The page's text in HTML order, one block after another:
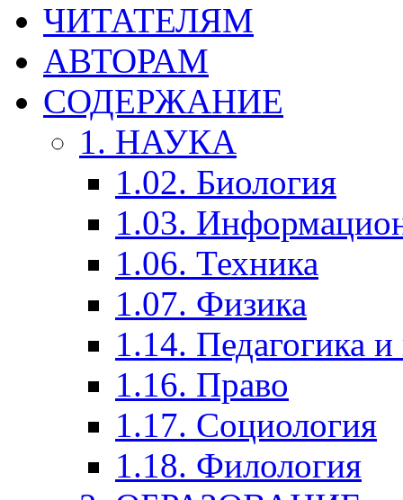
ЧИТАТЕЛЯМ
АВТОРАМ
СОДЕРЖАНИЕ
1. НАУКА
1.02. Биология
1.03.
1.06. Техника
1.07. Физика
1.14. Педагогика
1.16. Право
1.17. Социология
1.18. Филология